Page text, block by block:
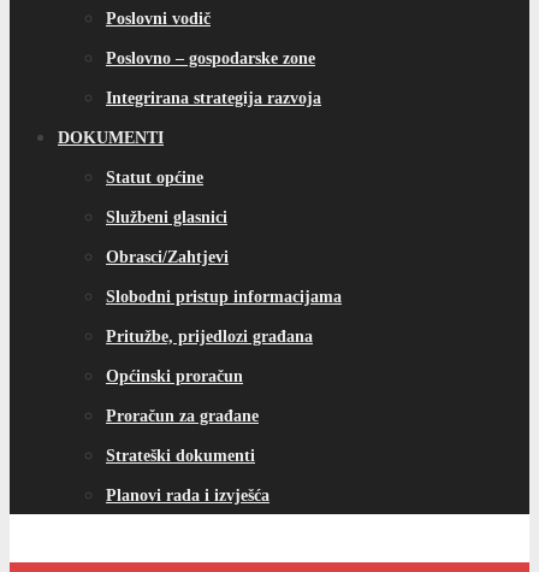
Poslovni vodič
Poslovno – gospodarske zone
Integrirana strategija razvoja
DOKUMENTI
Statut općine
Službeni glasnici
Obrasci/Zahtjevi
Slobodni pristup informacijama
Pritužbe, prijedlozi građana
Općinski proračun
Proračun za građane
Strateški dokumenti
Planovi rada i izvješća